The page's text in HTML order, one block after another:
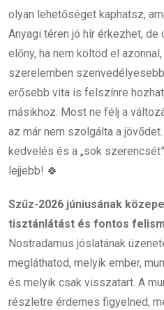
olyan lehetőséget kaphatsz,
Anyagi téren jó hír érkezhet,
előny, ha nem költöd el
szerelemben
erősebb vita is felszínre
másikhoz. Most ne félj a
az már nem szolgálta a
kedvelés és a „sok
lejjebb! 🍀
Szűz-2026 júniusának
tisztánlátást és fontos
Nostradamus jóslatának
megláthatod, melyik ember,
és melyik csak visszatart. A
részletre érdemes figyelned,